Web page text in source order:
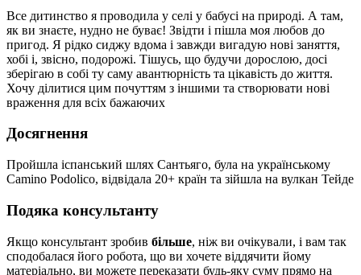
Все дитинство я проводила у селі у бабусі на природі. А там,
як ви знаєте, нудно не буває! Звідти і пішла моя любов до
пригод. Я рідко сиджу вдома і завжди вигадую нові заняття,
хобі і, звісно, подорожі. Тішусь, що будучи дорослою, досі
зберігаю в собі ту саму авантюрність та цікавість до життя.
Хочу ділитися цим почуттям з іншими та створювати нові
враження для всіх бажаючих
Досягнення
Пройшла іспанський шлях Сантьяго, була на українському
Camino Podolico, відвідала 20+ країн та зійшла на вулкан Тейде
Подяка консультанту
Якщо консультант зробив більше, ніж ви очікували, і вам так
сподобалася його робота, що ви хочете віддячити йому
матеріально, ви можете переказати будь-яку суму прямо на